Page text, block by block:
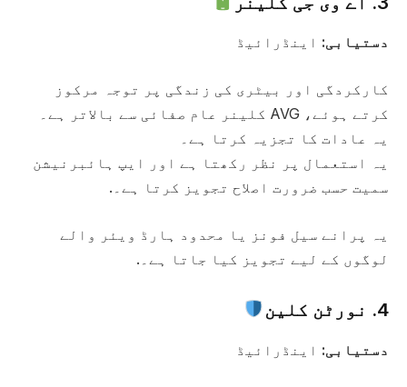
دستیابی: اینڈرائیڈ
کارکردگی اور بیٹری کی زندگی پر توجہ مرکوز
کرتے ہوئے، AVG کلینر عام صفائی سے بالاتر ہے۔
یہ عادات کا تجزیہ کرتا ہے۔
یہ استعمال پر نظر رکھتا ہے اور ایپ ہائبرنیشن
سمیت حسب ضرورت اصلاح تجویز کرتا ہے۔.
یہ پرانے سیل فونز یا محدود ہارڈ ویئر والے
لوگوں کے لیے تجویز کیا جاتا ہے۔.
4. نورٹن کلین
دستیابی: اینڈرائیڈ